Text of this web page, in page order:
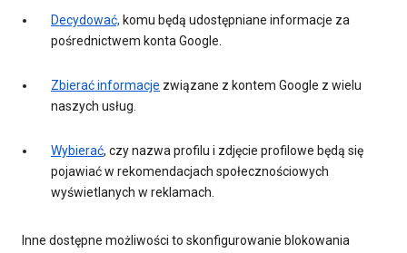
Decydować, komu będą udostępniane informacje za
pośrednictwem konta Google.
Zbierać informacje związane z kontem Google z wielu
naszych usług.
Wybierać, czy nazwa profilu i zdjęcie profilowe będą się
pojawiać w rekomendacjach społecznościowych
wyświetlanych w reklamach.
Inne dostępne możliwości to skonfigurowanie blokowania